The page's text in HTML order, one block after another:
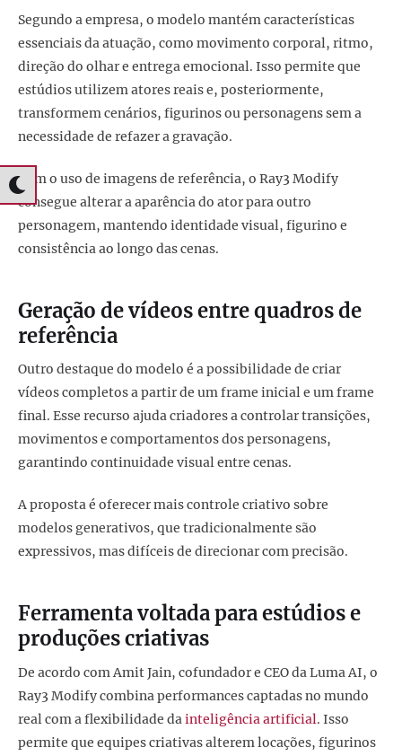
Segundo a empresa, o modelo mantém características
essenciais da atuação, como movimento corporal, ritmo,
direção do olhar e entrega emocional. Isso permite que
estúdios utilizem atores reais e, posteriormente,
transformem cenários, figurinos ou personagens sem a
necessidade de refazer a gravação.
Com o uso de imagens de referência, o Ray3 Modify
consegue alterar a aparência do ator para outro
personagem, mantendo identidade visual, figurino e
consistência ao longo das cenas.
Geração de vídeos entre quadros de
referência
Outro destaque do modelo é a possibilidade de criar
vídeos completos a partir de um frame inicial e um frame
final. Esse recurso ajuda criadores a controlar transições,
movimentos e comportamentos dos personagens,
garantindo continuidade visual entre cenas.
A proposta é oferecer mais controle criativo sobre
modelos generativos, que tradicionalmente são
expressivos, mas difíceis de direcionar com precisão.
Ferramenta voltada para estúdios e
produções criativas
De acordo com Amit Jain, cofundador e CEO da Luma AI, o
Ray3 Modify combina performances captadas no mundo
real com a flexibilidade dainteligência artificial. Isso
permite que equipes criativas alterem locações, figurinos